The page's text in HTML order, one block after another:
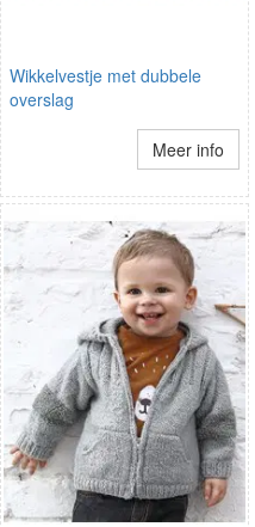
Wikkelvestje met dubbele
overslag
Meer info